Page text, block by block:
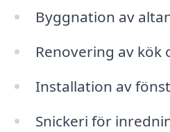
Byggnation av
Renovering av kök
Installation av
Snickeri för